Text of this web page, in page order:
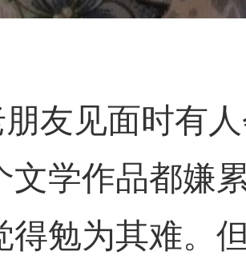
友见面时有
文学作品都嫌
得勉为其难。